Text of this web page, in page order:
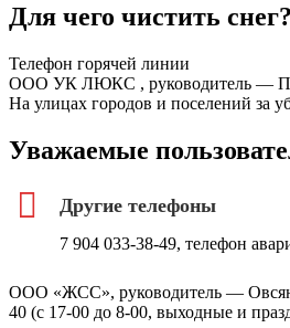
Для чего чистить снег?
Телефон горячей линии
ООО УК ЛЮКС , руководитель —
На улицах городов и поселений за
Уважаемые
Другие телефоны
7 904 033-38-49, телефон
ООО «ЖСС», руководитель —
40 (с 17-00 до 8-00, выходные и